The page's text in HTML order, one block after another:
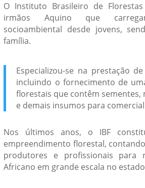
O Instituto Brasileiro de
irmãos Aquino que
socioambiental desde jovens,
família.
Especializou-se na prestação
incluindo o fornecimento de
florestais que contêm
e demais insumos para
Nos últimos anos, o IBF
empreendimento florestal,
produtores e profissionais para
Africano em grande escala no